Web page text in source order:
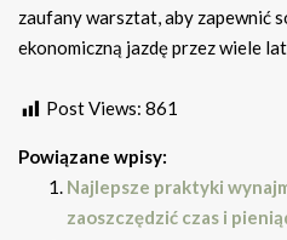
zaufany warsztat, aby zapewnić
ekonomiczną jazdę przez wiele
Post Views: 861
Powiązane wpisy:
Najlepsze praktyki
zaoszczędzić czas i